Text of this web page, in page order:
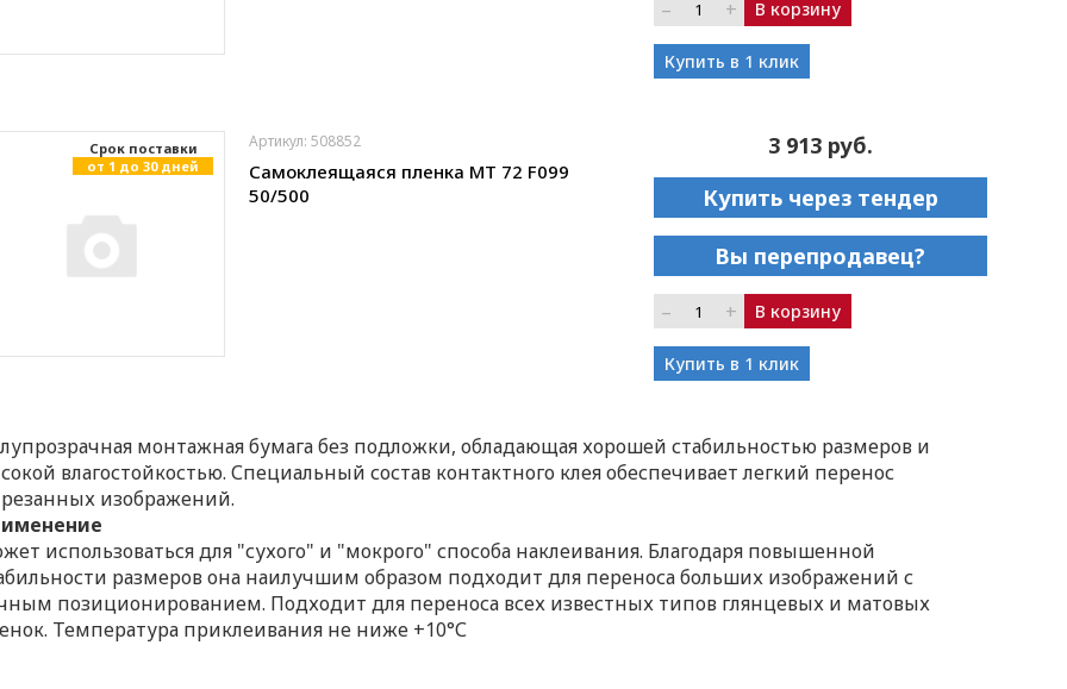
– + В корзину
Купить в 1 клик
Cрок поставки
от 1 до 30 дней
Артикул: 508852
Самоклеящаяся пленка MT 72 F099
50/500
3 913 руб.
Купить через тендер
Вы перепродавец?
– + В корзину
Купить в 1 клик
монтажная бумага без подложки, обладающая хорошей стабильностью размеров и
влагостойкостью. Специальный состав контактного клея обеспечивает легкий перенос
изображений.
использоваться для "сухого" и "мокрого" способа наклеивания. Благодаря повышенной
размеров она наилучшим образом подходит для переноса больших изображений с
позиционированием. Подходит для переноса всех известных типов глянцевых и матовых
Температура приклеивания не ниже +10°С